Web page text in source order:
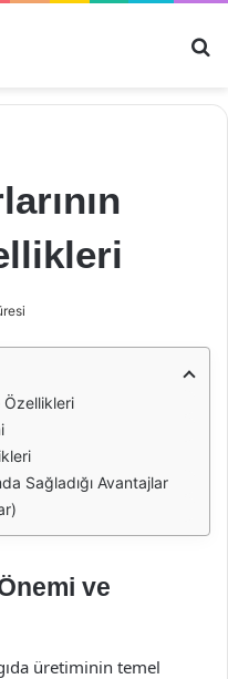
Özellikleri
Sağladığı Avantajlar
ve
üretiminin temel